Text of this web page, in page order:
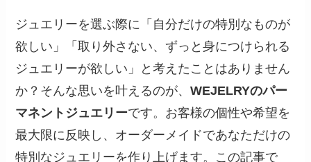
ジュエリーを選ぶ際に「自分だけの特別なものが
欲しい」「取り外さない、ずっと身につけられる
ジュエリーが欲しい」と考えたことはありません
か？そんな思いを叶えるのが、WEJELRYのパー
マネントジュエリーです。お客様の個性や希望を
最大限に反映し、オーダーメイドであなただけの
特別なジュエリーを作り上げます。この記事で